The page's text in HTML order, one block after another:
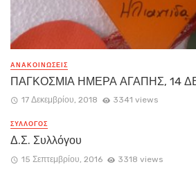
ΑΝΑΚΟΙΝΏΣΕΙΣ
ΠΑΓΚΟΣΜΙΑ ΗΜΕΡΑ ΑΓΑΠΗΣ, 14
17 Δεκεμβρίου, 2018 3341 views
ΣΥΛΛΟΓΟΣ
Δ.Σ. Συλλόγου
15 Σεπτεμβρίου, 2016 3318 views